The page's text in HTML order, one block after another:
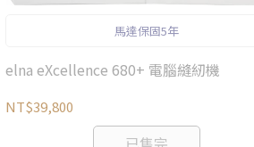
馬達保固5年
elna eXcellence 680+ 電腦縫紉機
NT$39,800